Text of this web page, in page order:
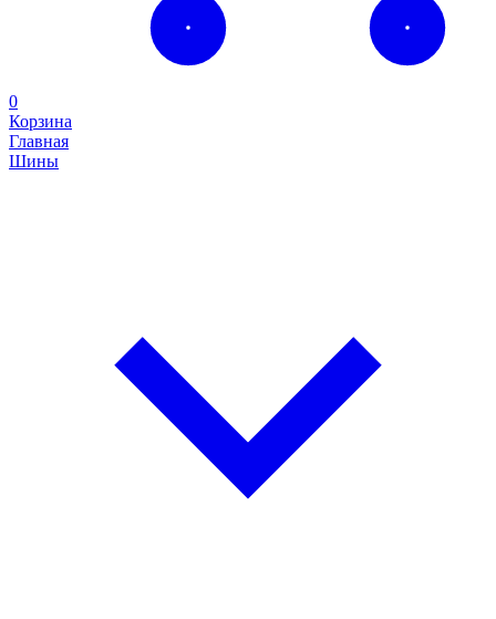
0
Корзина
Главная
Шины